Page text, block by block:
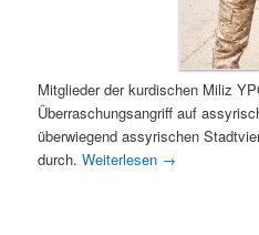
Mitglieder der kurdischen Miliz
Überraschungsangriff auf
überwiegend assyrischen
durch.Weiterlesen →